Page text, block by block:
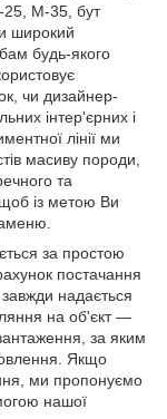
25, М-35, бут
широкий
будь-якого
чи дизайнер-
інтер'єрних і
лінії ми
масиву породи,
та
із метою Ви
за простою
постачання
надається
на об'єкт —
за яким
Якщо
ми пропонуємо
нашої